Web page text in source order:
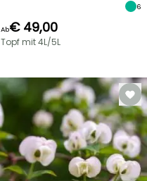
6
Ab€ 49,00
Topf mit 4L/5L